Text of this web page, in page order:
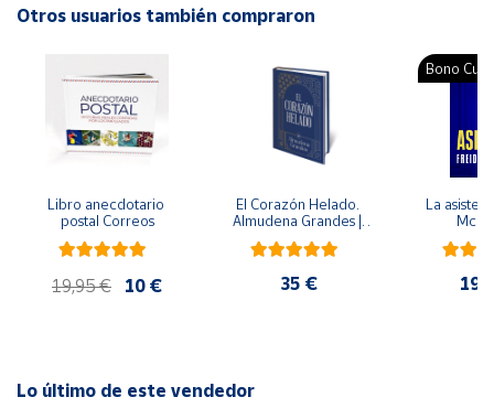
Área
Ubicación
Baleares
Canarias,
Melilla
Autor: Yolanda Argudín, María Luna
Idioma: Español
Otros usuarios también compraron
Libro anecdotario
postal Correos
19,95 € 10 €
El Corazón Helado.
Almudena Grandes |
Edición especial de
lujo | Libro con sello y
35 €
Bono
La
Lo último de este vendedor